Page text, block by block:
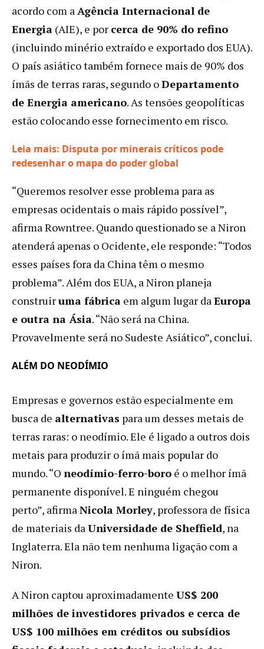
acordo com aAgência Internacional de
Energia (AIE), e por cerca de 90% do refino
(incluindo minério extraído e exportado dos EUA).
O país asiático também fornece mais de 90% dos
ímãs de terras raras, segundo oDepartamento
de Energia americano. As tensões geopolíticas
estão colocando esse fornecimento em risco.
Leia mais: Disputa por minerais críticos pode
redesenhar o mapa do poder global
sem
terras
raras?
Empresa
dos
EUA
tenta
quebrar
dependência
da
China
“Queremos resolver esse problema para as
empresas ocidentais o mais rápido possível”,
afirma Rowntree. Quando questionado se a Niron
atenderá apenas o Ocidente, ele responde: “Todos
esses países fora da China têm o mesmo
problema”. Além dos EUA, a Niron planeja
construiruma fábrica em algum lugar daEuropa
e outra na Ásia. “Não será na China.
Provavelmente será no Sudeste Asiático”, conclui.
ALÉM DO NEODÍMIO
Empresas e governos estão especialmente em
busca de alternativas para um desses metais de
terras raras: o neodímio. Ele é ligado a outros dois
metais para produzir o ímã mais popular do
mundo. “O neodímio-ferro-boro é o melhor ímã
permanente disponível. E ninguém chegou
perto”, afirmaNicola Morley, professora de física
de materiais daUniversidade de Sheffield, na
Inglaterra. Ela não tem nenhuma ligação com a
Niron.
A Niron captou aproximadamente US$ 200
milhões de investidores privados e cerca de
US$ 100 milhões em créditos ou subsídios